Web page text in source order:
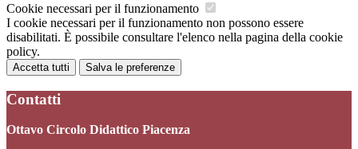
Cookie necessari per il funzionamento
I cookie necessari per il funzionamento non possono essere
disabilitati. È possibile consultare l'elenco nella pagina della cookie
policy.
Accetta tutti Salva le preferenze
Contatti
Ottavo Circolo Didattico Piacenza